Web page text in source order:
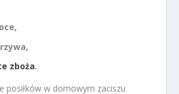
zboża.
posiłków w domowym zaciszu